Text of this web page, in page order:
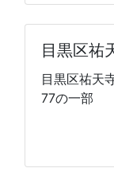
目黒区祐
目黒区祐天
77の一部